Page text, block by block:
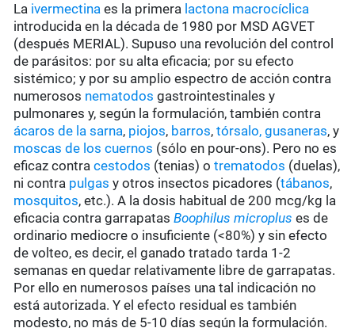
La ivermectina es la primera lactona macrocíclica
introducida en la década de 1980 por MSD AGVET
(después MERIAL). Supuso una revolución del control
de parásitos: por su alta eficacia; por su efecto
sistémico; y por su amplio espectro de acción contra
numerosos nematodos gastrointestinales y
pulmonares y, según la formulación, también contra
ácaros de la sarna, piojos, barros,tórsalo,gusaneras, y
moscas de los cuernos (sólo en pour-ons). Pero no es
eficaz contracestodos (tenias) otrematodos (duelas),
ni contra pulgas y otros insectos picadores (tábanos,
mosquitos, etc.). A la dosis habitual de 200 mcg/kg la
eficacia contra garrapatasBoophilus microplus es de
ordinario mediocre o insuficiente (<80%) y sin efecto
de volteo, es decir, el ganado tratado tarda 1-2
semanas en quedar relativamente libre de garrapatas.
Por ello en numerosos países una tal indicación no
está autorizada. Y el efecto residual es también
modesto, no más de 5-10 días según la formulación.